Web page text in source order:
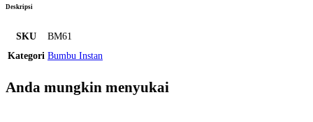
Deskripsi
SKU
BM61
Kategori Bumbu Instan
Anda mungkin menyukai